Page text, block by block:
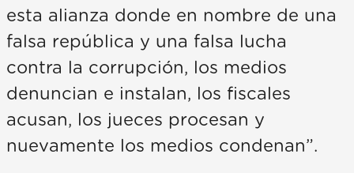
esta alianza donde en nombre de una
falsa república y una falsa lucha
contra la corrupción, los medios
denuncian e instalan, los fiscales
acusan, los jueces procesan y
nuevamente los medios condenan”.